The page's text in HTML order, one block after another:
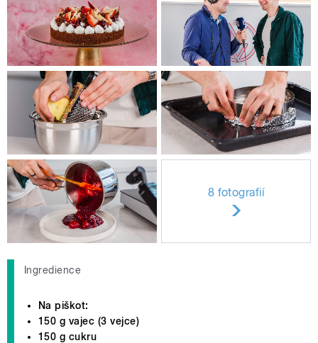
8 fotografií
Ingredience
Na piškot:
150 g vajec (3 vejce)
150 g cukru